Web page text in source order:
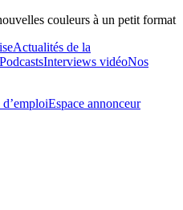
couleurs à un petit format
Actualités de la
PodcastsInterviews vidéoNos
Espace annonceur